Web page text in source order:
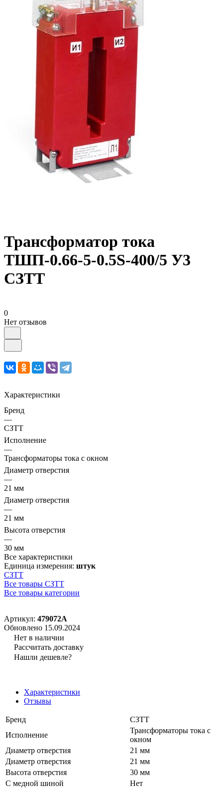
Трансформатор тока
ТШП-0.66-5-0.5S-400/5 У3
СЗТТ
0
Нет отзывов
Характеристики
Бренд
—
СЗТТ
Исполнение
—
Трансформаторы тока с окном
Диаметр отверстия
—
21 мм
Диаметр отверстия
—
21 мм
Высота отверстия
—
30 мм
Все характеристики
Единица измерения: штук
СЗТТ
Все товары СЗТТ
Все товары категории
Артикул: 479072А
Обновлено 15.09.2024
Нет в наличии
Рассчитать доставку
Нашли дешевле?
Характеристики
Отзывы
Бренд
СЗТТ
Исполнение
Трансформаторы тока с
окном
Диаметр отверстия
21 мм
Диаметр отверстия
21 мм
Высота отверстия
30 мм
С медной шиной
Нет